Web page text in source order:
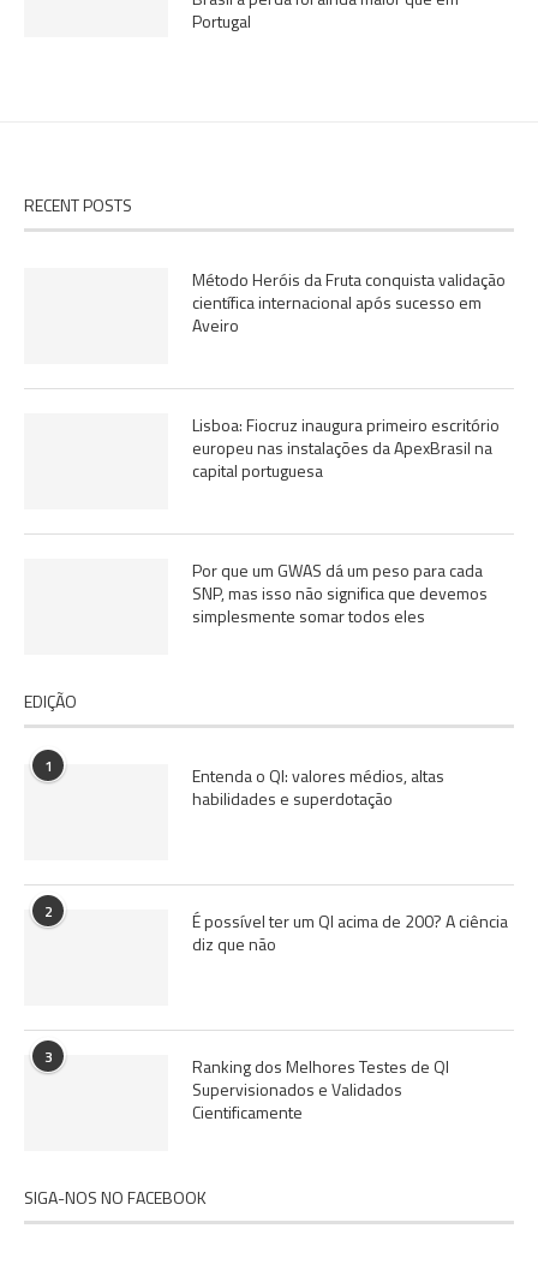
Portugal
RECENT POSTS
Método Heróis da Fruta conquista validação
científica internacional após sucesso em
Aveiro
Lisboa: Fiocruz inaugura primeiro escritório
europeu nas instalações da ApexBrasil na
capital portuguesa
Por que um GWAS dá um peso para cada
SNP, mas isso não significa que devemos
simplesmente somar todos eles
EDIÇÃO
1
Entenda o QI: valores médios, altas
habilidades e superdotação
2
É possível ter um QI acima de 200? A ciência
diz que não
3
Ranking dos Melhores Testes de QI
Supervisionados e Validados
Cientificamente
SIGA-NOS NO FACEBOOK